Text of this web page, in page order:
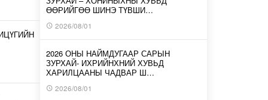
ӨӨРИЙГӨӨ ШИНЭ ТҮВШИ…
2026/08/01
2026 ОНЫ НАЙМДУГААР САРЫН
ЗУРХАЙ- ИХРИЙНХНИЙ ХУВЬД
ХАРИЛЦААНЫ ЧАДВАР Ш…
2026/08/01